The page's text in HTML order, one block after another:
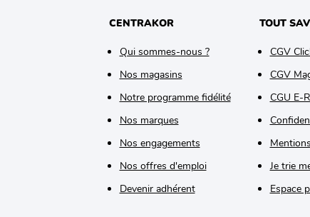
CENTRAKOR
Qui sommes-nous ?
Nos magasins
Notre programme fidélité
Nos marques
Nos engagements
Nos offres d'emploi
Devenir adhérent
TOUT
CGV
CGV
CGU E-
Je trie
Espace